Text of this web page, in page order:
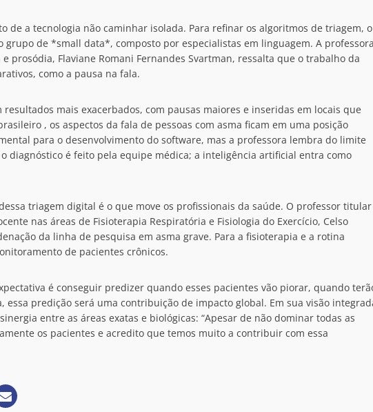
de a tecnologia não caminhar isolada. Para refinar os algoritmos de triagem, o
grupo de *small data*, composto por especialistas em linguagem. A professora
prosódia, Flaviane Romani Fernandes Svartman, ressalta que o trabalho da
como a pausa na fala.
mais exacerbados, com pausas maiores e inseridas em locais que
, os aspectos da fala de pessoas com asma ficam em uma posição
para o desenvolvimento do software, mas a professora lembra do limite
diagnóstico é feito pela equipe médica; a inteligência artificial entra como
triagem digital é o que move os profissionais da saúde. O professor titular
nas áreas de Fisioterapia Respiratória e Fisiologia do Exercício, Celso
da linha de pesquisa em asma grave. Para a fisioterapia e a rotina
de pacientes crônicos.
é conseguir predizer quando esses pacientes vão piorar, quando
essa predição será uma contribuição de impacto global. Em sua visão
entre as áreas exatas e biológicas: “Apesar de não dominar todas as
os pacientes e acredito que temos muito a contribuir com essa